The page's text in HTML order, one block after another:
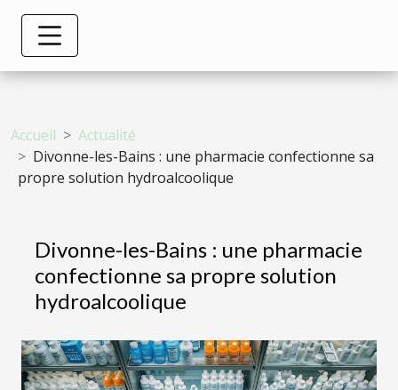
Accueil
Actualité
Divonne-les-Bains : une pharmacie confectionne sa
propre solution hydroalcoolique
Divonne-les-Bains : une pharmacie
confectionne sa propre solution
hydroalcoolique